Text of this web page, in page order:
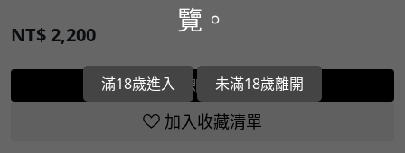
NT$ 2,200
立即選購
加入收藏清單
覽。
滿18歲進入 未滿18歲離開